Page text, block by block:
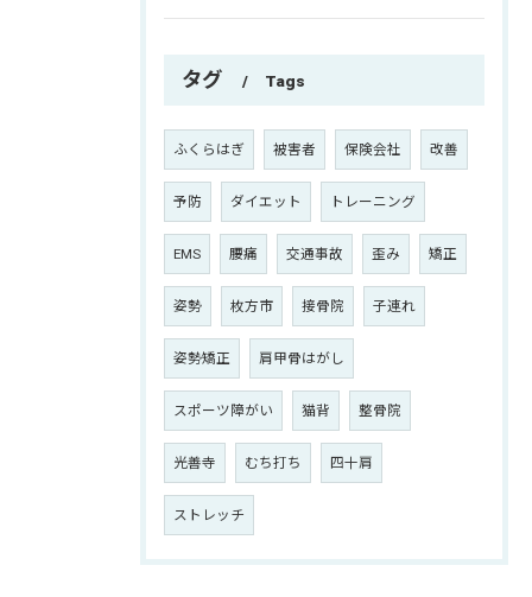
タグ Tags
ふくらはぎ 被害者 保険会社 改善
予防 ダイエット トレーニング
EMS 腰痛 交通事故 歪み 矯正
姿勢 枚方市 接骨院 子連れ
姿勢矯正 肩甲骨はがし
スポーツ障がい 猫背 整骨院
光善寺 むち打ち 四十肩
ストレッチ